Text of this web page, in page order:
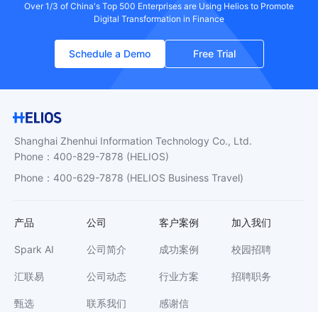
Over 1/3 of China's Top 500 Enterprises are Using Helios to Promote
Digital Transformation in Finance
Schedule a Demo Free Trial
Shanghai Zhenhui Information Technology Co., Ltd.
Phone ： 400-829-7878 (HELIOS)
Phone ： 400-629-7878 (HELIOS Business Travel)
产品
Spark AI
汇联易
甄选
公司
公司简介
公司动态
联系我们
客户案例
成功案例
行业方案
感谢信
加入我们
校园招聘
招聘职务